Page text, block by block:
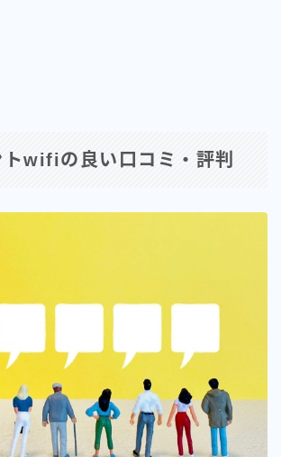
wifiの良い口コミ・評判